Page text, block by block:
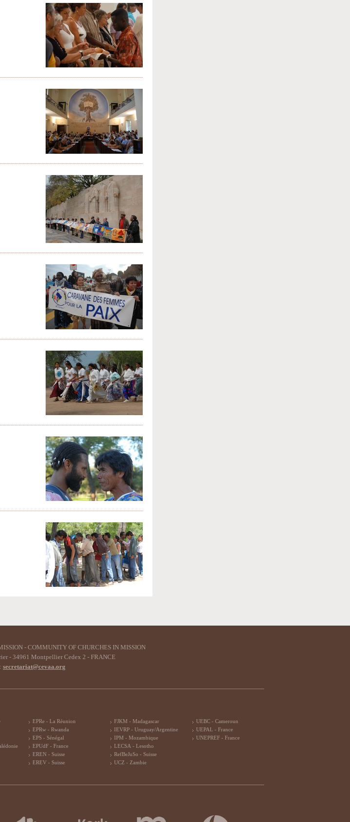
- COMMUNITY OF CHURCHES IN MISSION
- 34961 Montpellier Cedex 2 - FRANCE
secretariat@cevaa.org
EPRe - La Réunion
EPRw - Rwanda
EPS - Sénégal
EPUdF - France
EREN - Suisse
EREV - Suisse
FJKM - Madagascar
IEVRP - Uruguay/Argentine
IPM - Mozambique
LECSA - Lesotho
RefBeJuSo - Suisse
UCZ - Zambie
UEBC - Cameroun
UEPAL - France
UNEPREF - France